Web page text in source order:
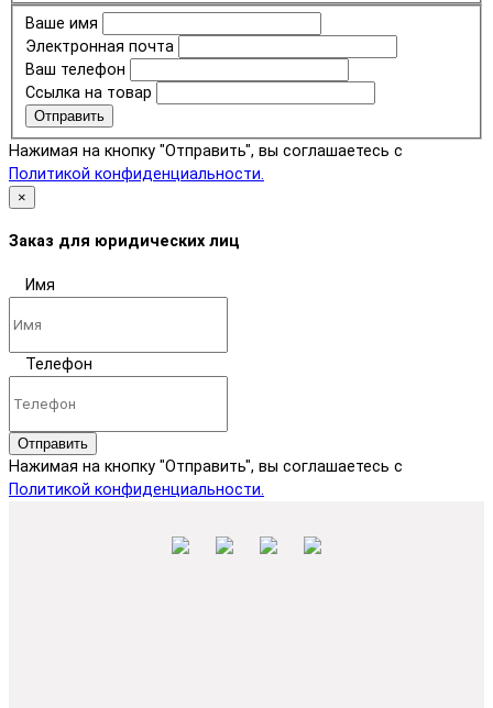
Ваше имя
Электронная почта
Ваш телефон
Ссылка на товар
Отправить
Нажимая на кнопку "Отправить", вы соглашаетесь с
Политикой конфиденциальности.
×
Заказ для юридических лиц
Имя
Телефон
Отправить
Нажимая на кнопку "Отправить", вы соглашаетесь с
Политикой конфиденциальности.